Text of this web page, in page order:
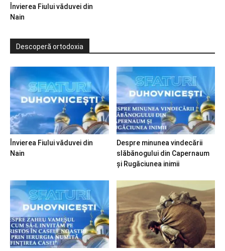
Învierea Fiului văduvei din
Nain
Descoperă ortodoxia
Învierea Fiului văduvei din
Nain
Despre minunea vindecării
slăbănogului din Capernaum
și Rugăciunea inimii